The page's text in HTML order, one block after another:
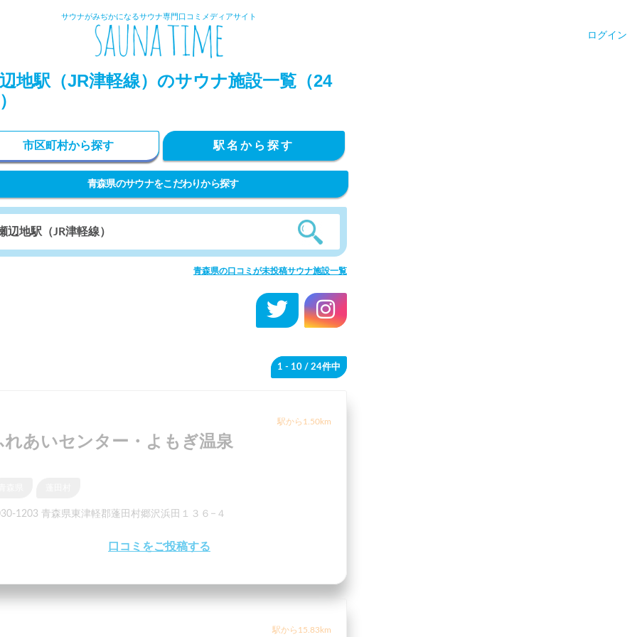
サウナがみぢかになるサウナ専門口コミメディアサイト
ログイン
地駅（JR津軽線）のサウナ施設一覧（24
市区町村から探す 駅名から探す
青森県のサウナをこだわりから探す
青森県の口コミが未投稿サウナ施設一覧
1 - 10 / 24件中
駅から1.50km
れあいセンター・よもぎ温泉
1203 青森県東津軽郡蓬田村郷沢浜田１３６−４
口コミをご投稿する
駅から15.83km